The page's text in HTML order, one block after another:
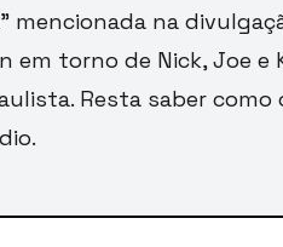
mencionada na
em torno de Nick, Joe e
Resta saber como